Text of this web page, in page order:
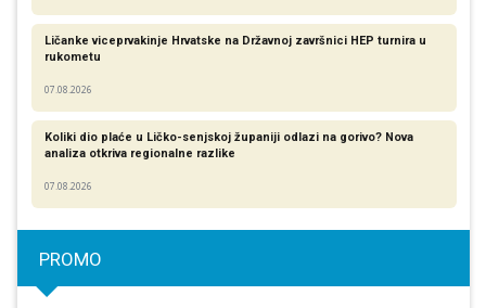
Ličanke viceprvakinje Hrvatske na Državnoj završnici HEP turnira u
rukometu
07.08.2026
Koliki dio plaće u Ličko-senjskoj županiji odlazi na gorivo? Nova
analiza otkriva regionalne razlike​
07.08.2026
PROMO